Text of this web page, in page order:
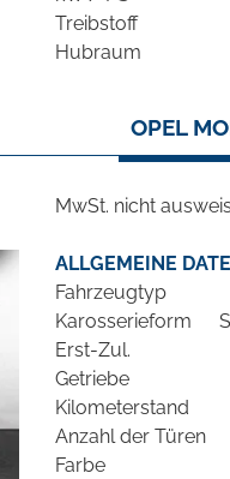
Treibstoff
Hubraum
OPEL
MwSt. nicht
ALLGEMEINE
Fahrzeugtyp
Karosserieform
Erst-Zul.
Getriebe
Kilometerstand
Anzahl der Türen
Farbe